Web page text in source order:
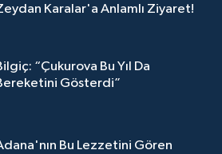
Karalar'a Anlamlı Ziyaret!
“Çukurova Bu Yıl Da
Gösterdi”
Bu Lezzetini Gören